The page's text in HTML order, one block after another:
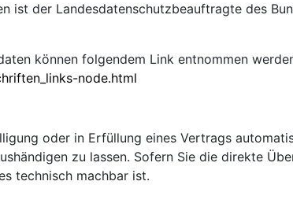
ist der Landesdatenschutzbeauftragte des
können folgendem Link entnommen
node.html
oder in Erfüllung eines Vertrags
zu lassen. Sofern Sie die direkte
technisch machbar ist.